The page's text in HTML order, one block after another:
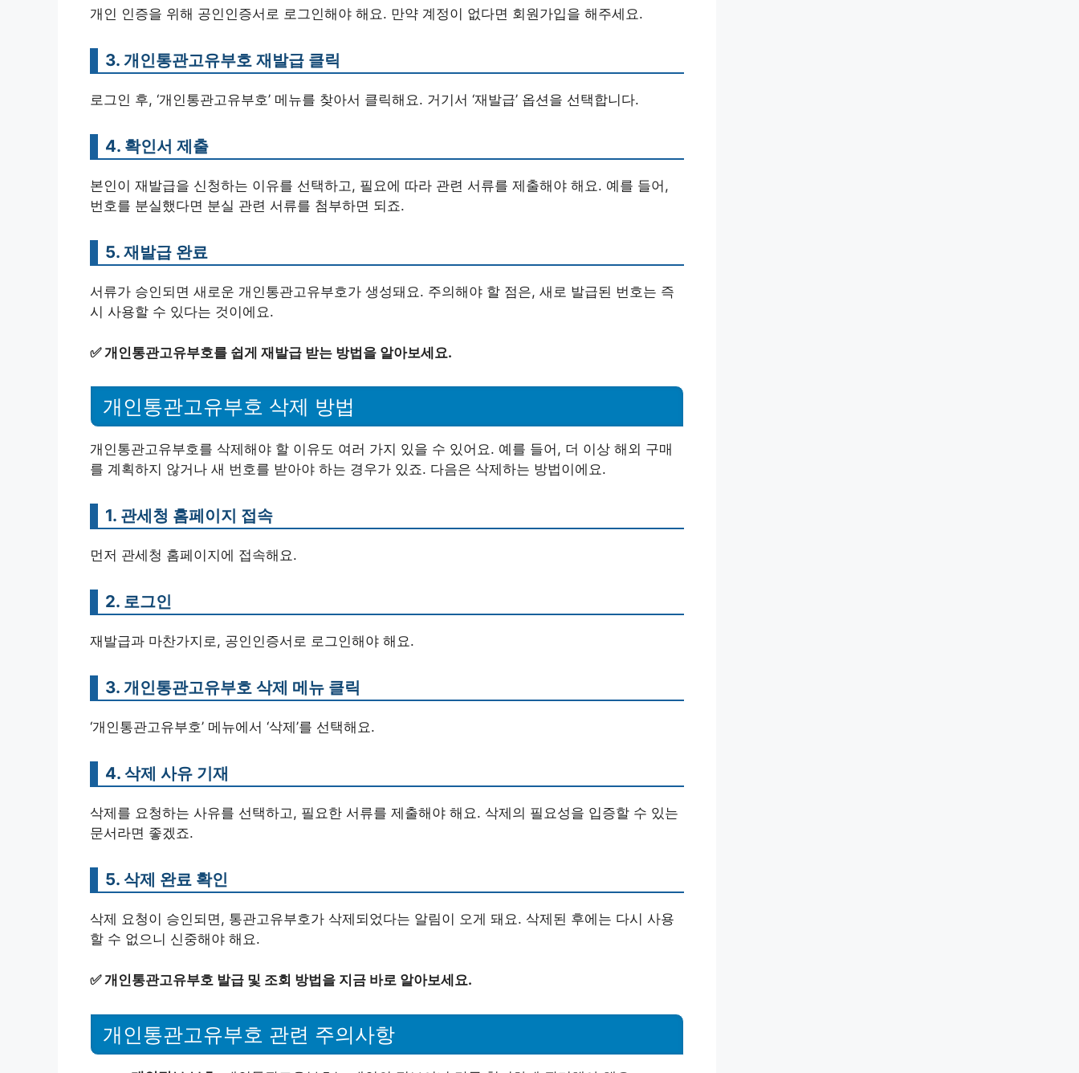
개인 인증을 위해 공인인증서로 로그인해야 해요. 만약 계정이 없다면 회원가입을 해주세요.
3. 개인통관고유부호 재발급 클릭
로그인 후, ‘개인통관고유부호’ 메뉴를 찾아서 클릭해요. 거기서 ‘재발급’ 옵션을 선택합니다.
4. 확인서 제출
본인이 재발급을 신청하는 이유를 선택하고, 필요에 따라 관련 서류를 제출해야 해요. 예를 들어,
번호를 분실했다면 분실 관련 서류를 첨부하면 되죠.
5. 재발급 완료
서류가 승인되면 새로운 개인통관고유부호가 생성돼요. 주의해야 할 점은, 새로 발급된 번호는 즉
시 사용할 수 있다는 것이에요.
✅개인통관고유부호를 쉽게 재발급 받는 방법을 알아보세요.
개인통관고유부호 삭제 방법
개인통관고유부호를 삭제해야 할 이유도 여러 가지 있을 수 있어요. 예를 들어, 더 이상 해외 구매
를 계획하지 않거나 새 번호를 받아야 하는 경우가 있죠. 다음은 삭제하는 방법이에요.
1. 관세청 홈페이지 접속
먼저 관세청 홈페이지에 접속해요.
2. 로그인
재발급과 마찬가지로, 공인인증서로 로그인해야 해요.
3. 개인통관고유부호 삭제 메뉴 클릭
‘개인통관고유부호’ 메뉴에서 ‘삭제’를 선택해요.
4. 삭제 사유 기재
삭제를 요청하는 사유를 선택하고, 필요한 서류를 제출해야 해요. 삭제의 필요성을 입증할 수 있는
문서라면 좋겠죠.
5. 삭제 완료 확인
삭제 요청이 승인되면, 통관고유부호가 삭제되었다는 알림이 오게 돼요. 삭제된 후에는 다시 사용
할 수 없으니 신중해야 해요.
✅개인통관고유부호 발급 및 조회 방법을 지금 바로 알아보세요.
개인통관고유부호 관련 주의사항